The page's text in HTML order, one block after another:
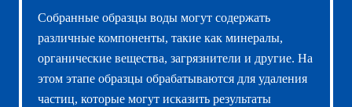
Собранные образцы воды могут содержать
различные компоненты, такие как минералы,
органические вещества, загрязнители и другие. На
этом этапе образцы обрабатываются для удаления
частиц, которые могут исказить результаты